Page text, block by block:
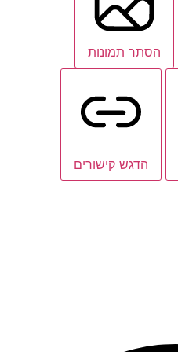
הסתר תמונות
הדגש קישורים